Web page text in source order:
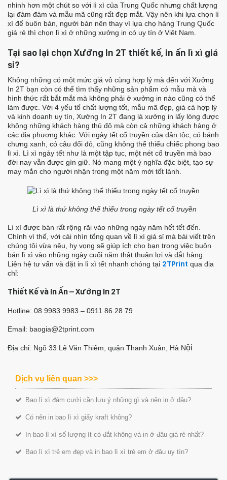
nhỉnh hơn một chút so với lì xì của Trung Quốc nhưng chất lượng
lại đảm đảm và mẫu mã cũng rất đẹp mắt. Vậy nên khi lựa chọn lì
xì để buôn bán, người bán nên thay vì lựa chọ hàng Trung Quốc
giá rẻ thì chọn lì xì ở những xưởng in có uy tín ở Viêt Nam.
Tại sao lại chọn Xưởng In 2T thiết kế, in ấn lì xì giá
sỉ?
Không những có một mức giá vô cùng hợp lý mà đến với Xưởng
In 2T bạn còn có thể tìm thấy những sản phẩm có mẫu mà và
hình thức rất bắt mắt mà không phải ở xưởng in nào cũng có thể
làm được. Với 4 yếu tố chất lượng tốt, mẫu mã đẹp, giá cả hợp lý
và kinh doanh uy tín, Xưởng In 2T đang là xưởng in lấy lòng được
không những khách hàng thủ đô mà còn cả những khách hàng ở
các địa phương khác. Với ngày tết cổ truyền của dân tộc, có bánh
chưng xanh, có câu đối đỏ, cũng không thể thiếu chiếc phong bao
lì xì. Lì xì ngày tết như là một tập tục, một nét cổ truyền mà bao
đời nay vẫn được gìn giữ. Nó mang một ý nghĩa đặc biệt, tạo sự
may mắn cho người nhận trong một năm mới tốt lành.
Lì xì là thứ không thể thiếu trong ngày tết cổ truyền
Lì xì được bán rất rộng rãi vào những ngày năm hết tết đến.
Chính vì thế, với cái nhìn tổng quan về lì xì giá sỉ mà bài viết trên
chúng tôi vừa nêu, hy vọng sẽ giúp ích cho bạn trong việc buôn
bán lì xì vào những ngày cuối năm thật thuận lợi và đắt hàng.
Liên hệ tư vấn và đặt in lì xì tết nhanh chóng tại 2TPrint qua địa
chỉ:
Thiết Kế và In Ấn – Xưởng In 2T
Hotline: 08 9983 9983 – 0911 86 28 79
Email: baogia@2tprint.com
Địa chỉ: Ngõ 33 Lê Văn Thiêm, quận Thanh Xuân, Hà Nội
Dịch vụ liên quan >>>
Bao lì xì đám cưới cần lưu ý những gì và nên in ở dâu?
Có nên in bao lì xì giấy kraft không?
In bao lì xì số lượng ít có đắt không và in ở đâu giá rẻ nhất?
Bao lì xì trẻ em đẹp và in bao lì xì trẻ em ở đâu uy tín?